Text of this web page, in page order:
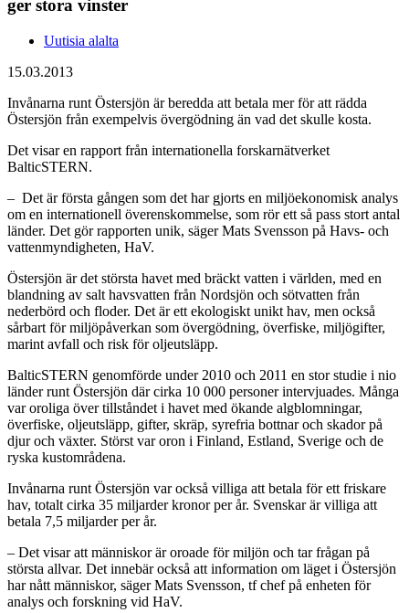
ger stora vinster
Uutisia alalta
15.03.2013
Invånarna runt Östersjön är beredda att betala mer för att rädda
Östersjön från exempelvis övergödning än vad det skulle kosta.
Det visar en rapport från internationella forskarnätverket
BalticSTERN.
– Det är första gången som det har gjorts en miljöekonomisk analys
om en internationell överenskommelse, som rör ett så pass stort antal
länder. Det gör rapporten unik, säger Mats Svensson på Havs- och
vattenmyndigheten, HaV.
Östersjön är det största havet med bräckt vatten i världen, med en
blandning av salt havsvatten från Nordsjön och sötvatten från
nederbörd och floder. Det är ett ekologiskt unikt hav, men också
sårbart för miljöpåverkan som övergödning, överfiske, miljögifter,
marint avfall och risk för oljeutsläpp.
BalticSTERN genomförde under 2010 och 2011 en stor studie i nio
länder runt Östersjön där cirka 10 000 personer intervjuades. Många
var oroliga över tillståndet i havet med ökande algblomningar,
överfiske, oljeutsläpp, gifter, skräp, syrefria bottnar och skador på
djur och växter. Störst var oron i Finland, Estland, Sverige och de
ryska kustområdena.
Invånarna runt Östersjön var också villiga att betala för ett friskare
hav, totalt cirka 35 miljarder kronor per år. Svenskar är villiga att
betala 7,5 miljarder per år.
– Det visar att människor är oroade för miljön och tar frågan på
största allvar. Det innebär också att information om läget i Östersjön
har nått människor, säger Mats Svensson, tf chef på enheten för
analys och forskning vid HaV.